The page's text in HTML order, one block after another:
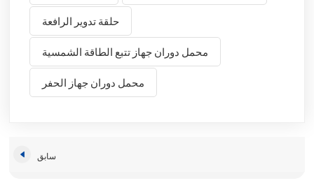
حلقة تدوير الرافعة
محمل دوران جهاز تتبع الطاقة الشمسية
محمل دوران جهاز الحفر
سابق